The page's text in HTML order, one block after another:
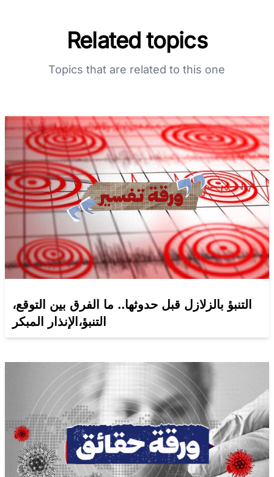
Related topics
Topics that are related to this one
التنبؤ بالزلازل قبل حدوثها.. ما الفرق بين التوقع،
التنبؤ،الإنذار المبكر